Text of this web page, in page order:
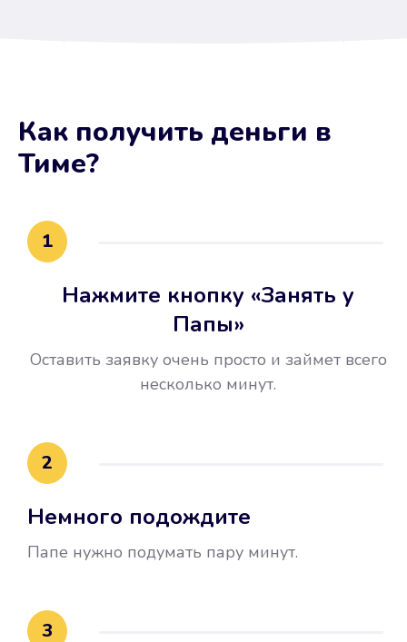
Не потребовались справки, залоги
и поручители. Папа вам доверяет.
воспользовались бесплатной
это открыло новые возможности в
Как получить деньги в
Тиме?
1
Нажмите кнопку «Занять у
Папы»
Оставить заявку очень просто и займет всего
несколько минут.
2
Немного подождите
Папе нужно подумать пару минут.
3